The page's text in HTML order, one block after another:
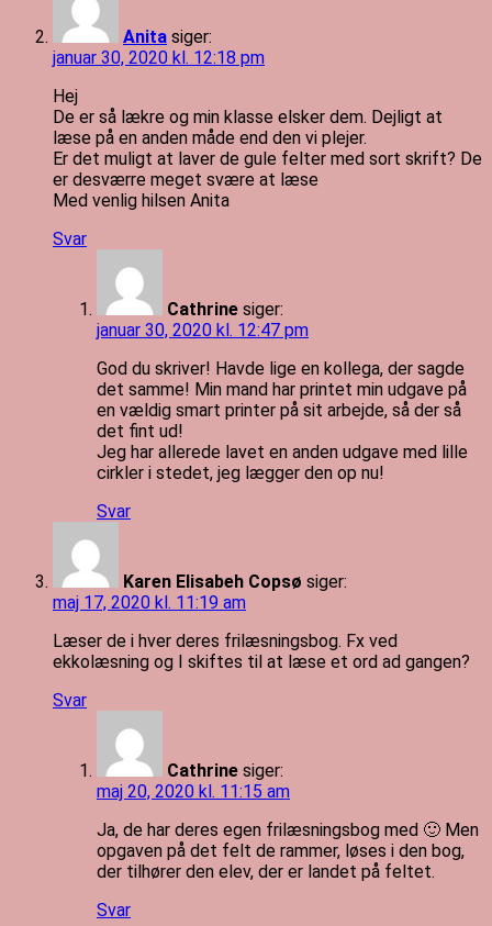
Anita siger:
januar 30, 2020 kl. 12:18 pm
Hej
De er så lækre og min klasse elsker dem. Dejligt at
læse på en anden måde end den vi plejer.
Er det muligt at laver de gule felter med sort skrift? De
er desværre meget svære at læse
Med venlig hilsen Anita
Svar
Cathrine siger:
januar 30, 2020 kl. 12:47 pm
God du skriver! Havde lige en kollega, der sagde
det samme! Min mand har printet min udgave på
en vældig smart printer på sit arbejde, så der så
det fint ud!
Jeg har allerede lavet en anden udgave med lille
cirkler i stedet, jeg lægger den op nu!
Svar
Karen Elisabeh Copsø siger:
maj 17, 2020 kl. 11:19 am
Læser de i hver deres frilæsningsbog. Fx ved
ekkolæsning og I skiftes til at læse et ord ad gangen?
Svar
Cathrine siger:
maj 20, 2020 kl. 11:15 am
Ja, de har deres egen frilæsningsbog med 🙂 Men
opgaven på det felt de rammer, løses i den bog,
der tilhører den elev, der er landet på feltet.
Svar